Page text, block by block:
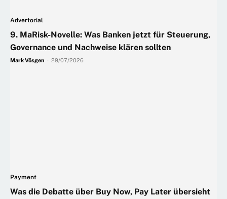
Advertorial
9. MaRisk-Novelle: Was Banken jetzt für Steuerung,
Governance und Nachweise klären sollten
Mark Vösgen 29/07/2026
Payment
Was die Debatte über Buy Now, Pay Later übersieht